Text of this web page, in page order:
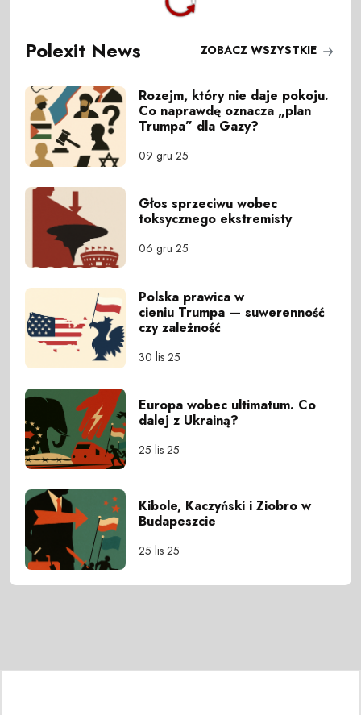
Polexit News ZOBACZ WSZYSTKIE
Rozejm, który nie daje pokoju.
Co naprawdę oznacza „plan
Trumpa” dla Gazy?
09 gru 25
Głos sprzeciwu wobec
toksycznego ekstremisty
06 gru 25
Polska prawica w
cieniu Trumpa — suwerenność
czy zależność
30 lis 25
Europa wobec ultimatum. Co
dalej z Ukrainą?
25 lis 25
Kibole, Kaczyński i Ziobro w
Budapeszcie
25 lis 25